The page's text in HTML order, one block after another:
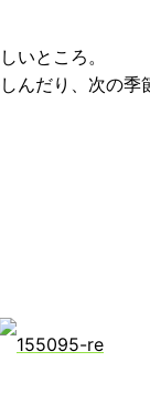
いところ。
だり、次の季